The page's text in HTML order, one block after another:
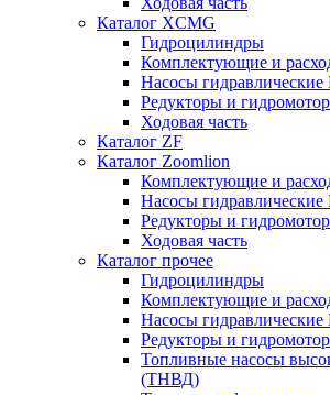
Каталог XCMG
Гидроцилиндры
Комплектующие и
Насосы гидравлические
Редукторы и
Ходовая часть
Каталог ZF
Каталог Zoomlion
Комплектующие и
Насосы гидравлические
Редукторы и
Ходовая часть
Каталог прочее
Гидроцилиндры
Комплектующие и
Насосы гидравлические
Редукторы и
Топливные насосы
(ТНВД)